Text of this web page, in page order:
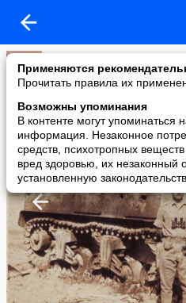
Применяются
Прочитать правила их
Возможны упоминания
В контенте могут упоминаться
информация. Незаконное
средств, психотропных
вред здоровью, их незаконный
установленную
Александр Сащенко
added a photo
18 Jun в 12:06